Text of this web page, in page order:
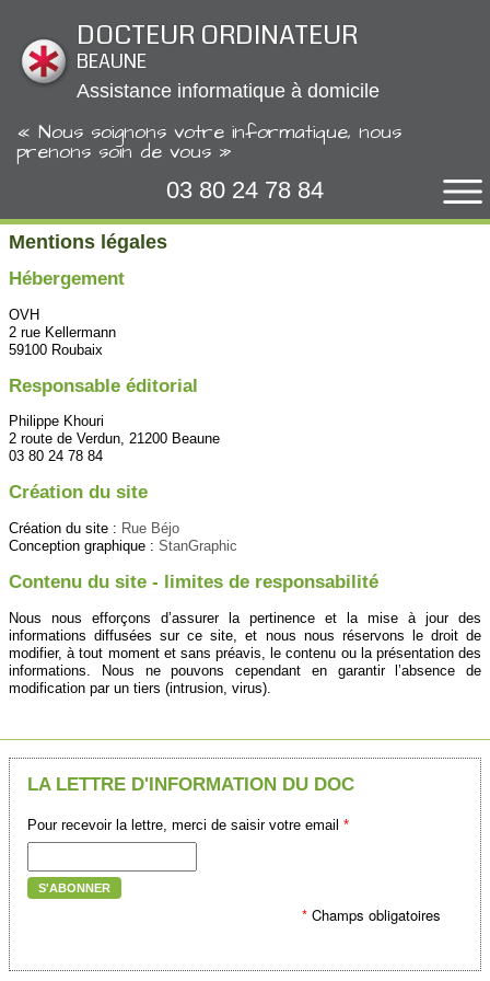
DOCTEUR ORDINATEUR
BEAUNE
Assistance informatique à domicile
« Nous soignons votre informatique, nous
prenons soin de vous »
03 80 24 78 84
Mentions légales
Hébergement
OVH
2 rue Kellermann
59100 Roubaix
Responsable éditorial
Philippe Khouri
2 route de Verdun, 21200 Beaune
03 80 24 78 84
Création du site
Création du site : Rue Béjo
Conception graphique : StanGraphic
Contenu du site - limites de responsabilité
Nous nous efforçons d’assurer la pertinence et la mise à jour des
informations diffusées sur ce site, et nous nous réservons le droit de
modifier, à tout moment et sans préavis, le contenu ou la présentation des
informations. Nous ne pouvons cependant en garantir l’absence de
modification par un tiers (intrusion, virus).
LA LETTRE D'INFORMATION DU DOC
Pour recevoir la lettre, merci de saisir votre email *
S'ABONNER
* Champs obligatoires